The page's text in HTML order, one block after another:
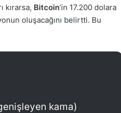
kırarsa, Bitcoin‘in 17.200 dolara
oluşacağını belirtti. Bu
kama)